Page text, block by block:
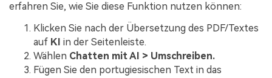
erfahren Sie, wie Sie diese Funktion nutzen können:
Klicken Sie nach der Übersetzung des PDF/Textes
auf KI in der Seitenleiste.
Wählen Chatten mit AI > Umschreiben.
Fügen Sie den portugiesischen Text in das